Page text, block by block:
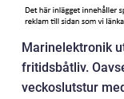
Marinelektronik
fritidsbåtliv.
veckoslutstur